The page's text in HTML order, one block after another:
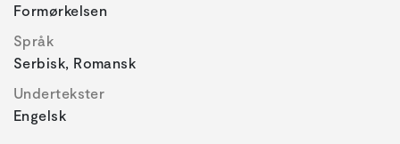
Formørkelsen
Språk
Serbisk, Romansk
Undertekster
Engelsk